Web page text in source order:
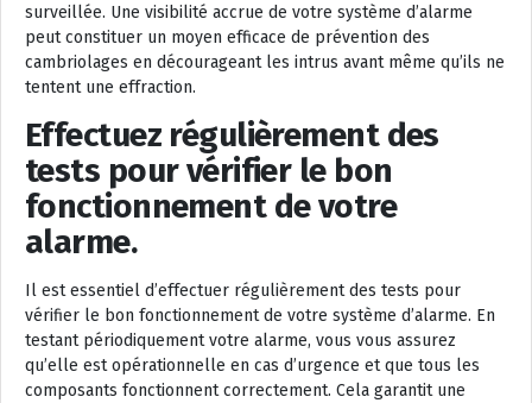
surveillée. Une visibilité accrue de votre système d’alarme
peut constituer un moyen efficace de prévention des
cambriolages en décourageant les intrus avant même qu’ils ne
tentent une effraction.
Effectuez régulièrement des
tests pour vérifier le bon
fonctionnement de votre
alarme.
Il est essentiel d’effectuer régulièrement des tests pour
vérifier le bon fonctionnement de votre système d’alarme. En
testant périodiquement votre alarme, vous vous assurez
qu’elle est opérationnelle en cas d’urgence et que tous les
composants fonctionnent correctement. Cela garantit une